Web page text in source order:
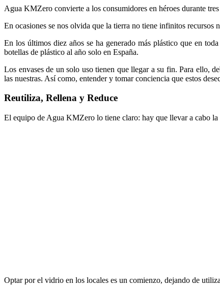
Agua KMZero convierte a los consumidores en héroes durante
En ocasiones se nos olvida que la tierra no tiene infinitos
En los últimos diez años se ha generado más plástico que en
botellas de plástico al año solo en España.
Los envases de un solo uso tienen que llegar a su fin. Para ello,
las nuestras. Así como, entender y tomar conciencia que estos
Reutiliza, Rellena y Reduce
El equipo de Agua KMZero lo tiene claro: hay que llevar a cabo la
Optar por el vidrio en los locales es un comienzo, dejando de